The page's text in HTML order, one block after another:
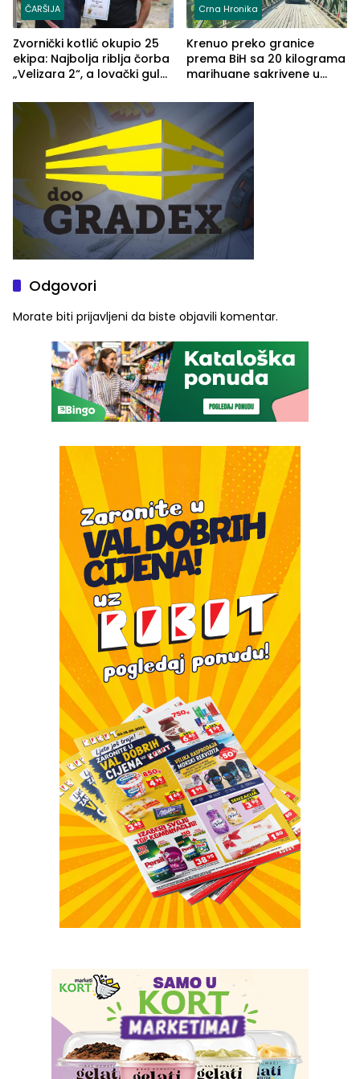
ČARŠIJA
Zvornički kotlić okupio 25
ekipa: Najbolja riblja čorba
„Velizara 2“, a lovački gulaš
Crna Hronika
Krenuo preko granice
prema BiH sa 20 kilograma
marihuane sakrivene u
Odgovori
Morate biti prijavljeni da biste objavili komentar.